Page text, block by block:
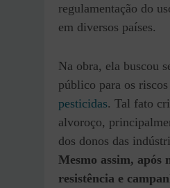
regulamentação do
em diversos países.
Na obra, ela buscou
público para os
pesticidas. Tal fato
alvoroço,
dos donos das
Mesmo assim, após
resistência e